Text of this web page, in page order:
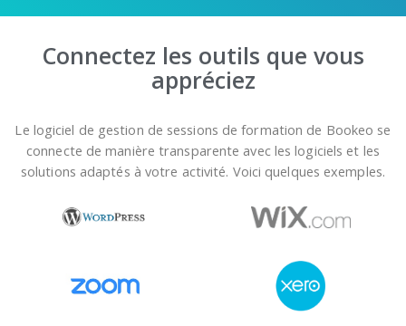
Connectez les outils que vous
appréciez
Le logiciel de gestion de sessions de formation de Bookeo se
connecte de manière transparente avec les logiciels et les
solutions adaptés à votre activité. Voici quelques exemples.